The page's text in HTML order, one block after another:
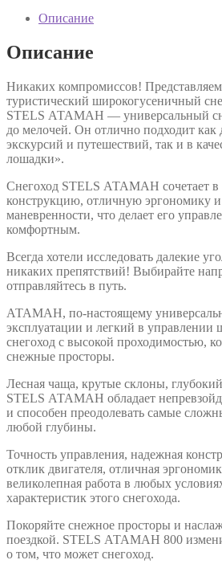
Описание
Описание
Никаких компромиссов!
туристический широкогусеничный
STELS АТАМАН — универсальный
до мелочей. Он отлично подходит как
экскурсий и путешествий, так и в
лошадки».
Снегоход STELS АТАМАН сочетает
конструкцию, отличную эргономику
маневренности, что делает его
комфортным.
Всегда хотели исследовать далекие
никаких препятствий! Выбирайте
отправляйтесь в путь.
АТАМАН, по-настоящему
эксплуатации и легкий в управлении
снегоход с высокой проходимостью,
снежные просторы.
Лесная чаща, крутые склоны,
STELS АТАМАН обладает
и способен преодолевать самые
любой глубины.
Точность управления, надежная
отклик двигателя, отличная
великолепная работа в любых
характеристик этого снегохода.
Покоряйте снежное просторы и
поездкой. STELS АТАМАН 800
о том, что может снегоход.